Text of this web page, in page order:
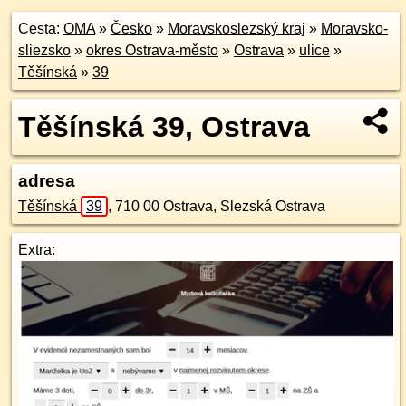
Cesta: OMA» Česko » Moravskoslezský kraj » Moravsko-
sliezsko » okres Ostrava-město » Ostrava » ulice »
Těšínská » 39
Těšínská 39, Ostrava
adresa
Těšínská 39 , 710 00 Ostrava, Slezská Ostrava
Extra: